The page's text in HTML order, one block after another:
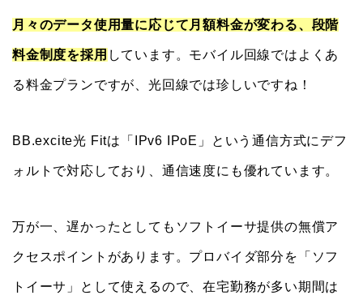
月々のデータ使用量に応じて月額料金が変わる、段階
料金制度を採用 しています。モバイル回線ではよくあ
る料金プランですが、光回線では珍しいですね！
BB.excite光 Fitは「IPv6 IPoE」という通信方式にデフ
ォルトで対応しており、通信速度にも優れています。
万が一、遅かったとしてもソフトイーサ提供の無償ア
クセスポイントがあります。プロバイダ部分を「ソフ
トイーサ」として使えるので、在宅勤務が多い期間は